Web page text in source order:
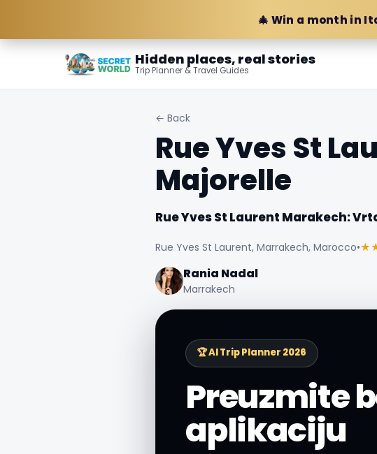
🎄 Win a month in
Hidden places, real stories
Trip Planner & Travel Guides
← Back
Rue Yves St
Majorelle
Rue Yves St Laurent Marakech:
Rue Yves St Laurent, Marrakech, Marocco•
Rania Nadal
Marrakech
🏆 AI Trip Planner 2026
Preuzmite
aplikaciju